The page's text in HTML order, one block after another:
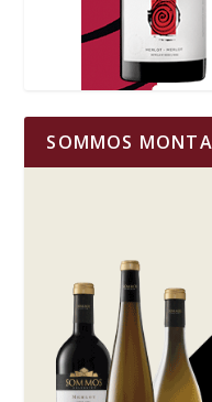
SOMMOS